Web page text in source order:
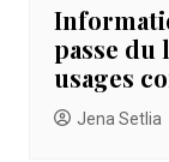
passe du
usages
Jena Setlia